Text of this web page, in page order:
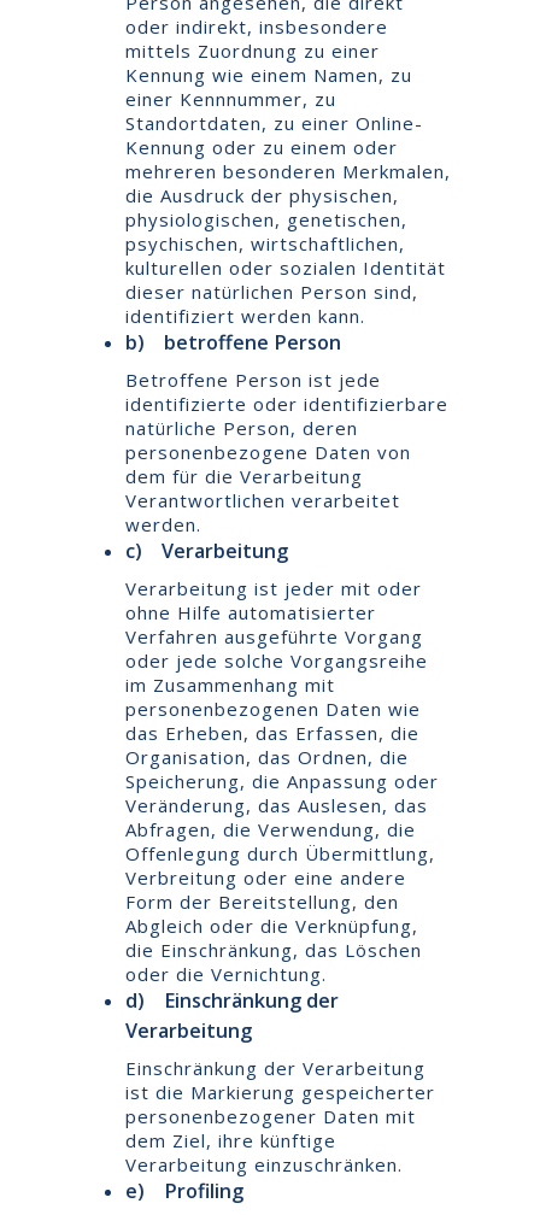
oder indirekt, insbesondere
mittels Zuordnung zu einer
Kennung wie einem Namen, zu
einer Kennnummer, zu
Standortdaten, zu einer Online-
Kennung oder zu einem oder
mehreren besonderen Merkmalen,
die Ausdruck der physischen,
physiologischen, genetischen,
psychischen, wirtschaftlichen,
kulturellen oder sozialen Identität
dieser natürlichen Person sind,
identifiziert werden kann.
b) betroffene Person
Betroffene Person ist jede
identifizierte oder identifizierbare
natürliche Person, deren
personenbezogene Daten von
dem für die Verarbeitung
Verantwortlichen verarbeitet
werden.
c) Verarbeitung
Verarbeitung ist jeder mit oder
ohne Hilfe automatisierter
Verfahren ausgeführte Vorgang
oder jede solche Vorgangsreihe
im Zusammenhang mit
personenbezogenen Daten wie
das Erheben, das Erfassen, die
Organisation, das Ordnen, die
Speicherung, die Anpassung oder
Veränderung, das Auslesen, das
Abfragen, die Verwendung, die
Offenlegung durch Übermittlung,
Verbreitung oder eine andere
Form der Bereitstellung, den
Abgleich oder die Verknüpfung,
die Einschränkung, das Löschen
oder die Vernichtung.
d) Einschränkung der
Verarbeitung
Einschränkung der Verarbeitung
ist die Markierung gespeicherter
personenbezogener Daten mit
dem Ziel, ihre künftige
Verarbeitung einzuschränken.
e) Profiling